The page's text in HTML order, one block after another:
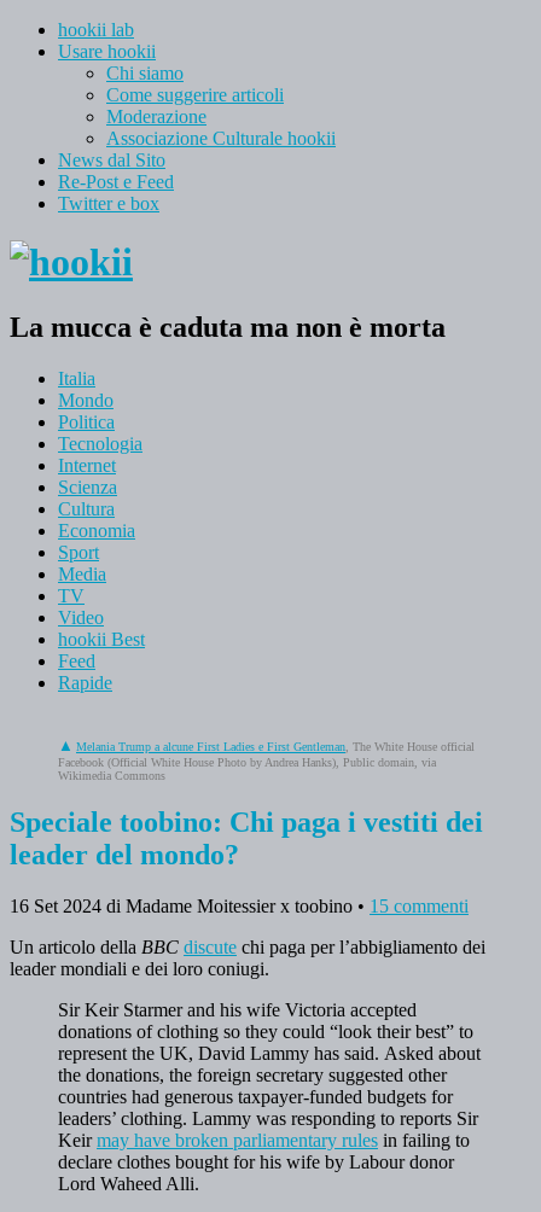
hookii lab
Usare hookii
Chi siamo
Come suggerire articoli
Moderazione
Associazione Culturale hookii
News dal Sito
Re-Post e Feed
Twitter e box
La mucca è caduta ma non è morta
Italia
Mondo
Politica
Tecnologia
Internet
Scienza
Cultura
Economia
Sport
Media
TV
Video
hookii Best
Feed
Rapide
Melania Trump a alcune First Ladies e First Gentleman , The White House official
Facebook (Official White House Photo by Andrea Hanks), Public domain, via
Wikimedia Commons
Speciale toobino: Chi paga i vestiti dei
leader del mondo?
16 Set 2024 di Madame Moitessier x toobino • 15 commenti
Un articolo della BBC discute chi paga per l’abbigliamento dei
leader mondiali e dei loro coniugi.
Sir Keir Starmer and his wife Victoria accepted
donations of clothing so they could “look their best” to
represent the UK, David Lammy has said. Asked about
the donations, the foreign secretary suggested other
countries had generous taxpayer-funded budgets for
leaders’ clothing. Lammy was responding to reports Sir
Keirmay have broken parliamentary rules in failing to
declare clothes bought for his wife by Labour donor
Lord Waheed Alli.